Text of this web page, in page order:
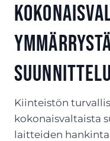
Kiinteistön
kokonaisvaltaista
laitteiden